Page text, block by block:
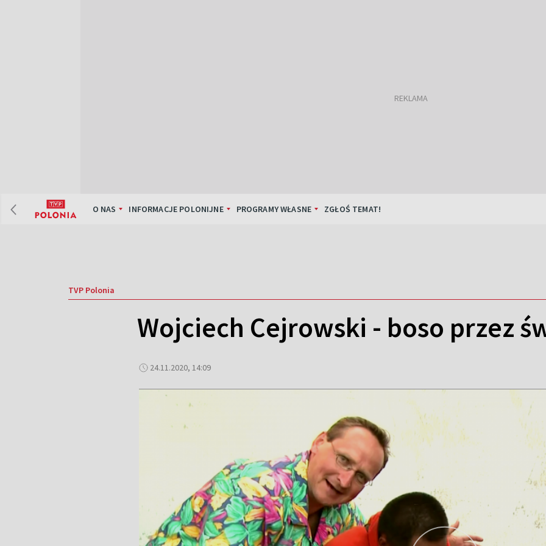
O NAS INFORMACJE POLONIJNE PROGRAMY WŁASNE ZGŁOŚ TEMAT!
TVP Polonia
Wojciech Cejrowski - boso przez
24.11.2020, 14:09